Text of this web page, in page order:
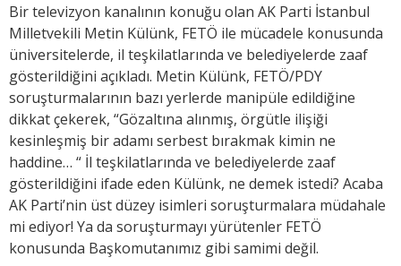
Bir televizyon kanalının konuğu olan AK Parti İstanbul
Milletvekili Metin Külünk, FETÖ ile mücadele konusunda
üniversitelerde, il teşkilatlarında ve belediyelerde zaaf
gösterildiğini açıkladı. Metin Külünk, FETÖ/PDY
soruşturmalarının bazı yerlerde manipüle edildiğine
dikkat çekerek, “Gözaltına alınmış, örgütle ilişiği
kesinleşmiş bir adamı serbest bırakmak kimin ne
haddine… “ İl teşkilatlarında ve belediyelerde zaaf
gösterildiğini ifade eden Külünk, ne demek istedi? Acaba
AK Parti’nin üst düzey isimleri soruşturmalara müdahale
mi ediyor! Ya da soruşturmayı yürütenler FETÖ
konusunda Başkomutanımız gibi samimi değil.